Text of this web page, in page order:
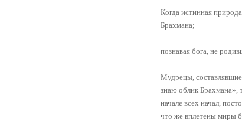
Когда истинная
Брахмана;
познавая бога, не
Мудрецы,
знаю облик Брахмана»,
начале всех начал,
что же вплетены